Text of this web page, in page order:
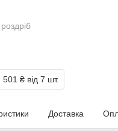
501 ₴ від 7 шт.
Доставка